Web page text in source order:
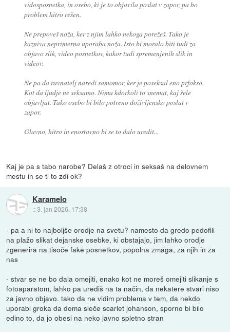
vidosposnetka, in osebo, ki je to objavila poslat v zapor, pa bo
problem hitro rešen.
Ne prepoveš noža, ker z njim lahko nekoga porežeš. Tako je
kazniva neprimerna uporaba noža. Isto bi moralo biti tudi za
objavo slik, video posnetkov, kakor tudi spremenjenih slik in
videov.
Ne pa da ravnatelj naredi samomor, ker je poseksal eno prfokso.
Kot da ljudje ne seksamo. Nima kdorkoli to snemat, kaj šele
objavljat. Tako osebo bi bilo potreno doživljensko poslat v
zapor.
Glavno, hitro in enostavno bi se to dalo uredit...
Kaj je pa s tabo narobe? Delaš z otroci in seksaš na delovnem
mestu in se ti to zdi ok?
Karamelo
::3. jan 2026, 17:38
- pa a ni to najboljše orodje na svetu? namesto da gredo pedofili
na plažo slikat dejanske osebke, ki obstajajo, jim lahko orodje
zgenerira na tisoče fake posnetkov, popolna zmaga, za njih in za
nas
- stvar se ne bo dala omejiti, enako kot ne moreš omejiti slikanje s
fotoaparatom, lahko pa urediš na ta način, da nekatere stvari niso
za javno objavo. tako da ne vidim problema v tem, da nekdo
uporabi groka da doma sleče scarlet johanson, sporno bi bilo
edino to, da jo obesi na neko javno spletno stran